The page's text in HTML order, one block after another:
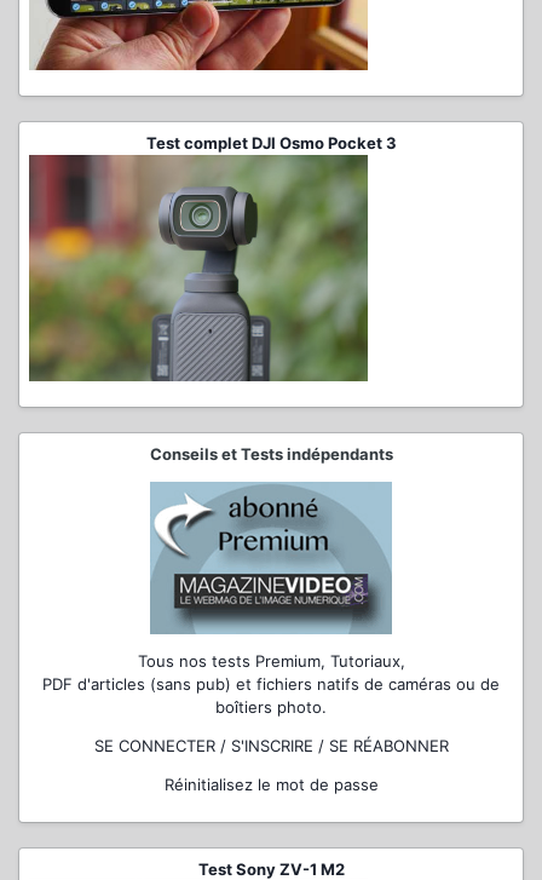
Test complet DJI Osmo Pocket 3
Conseils et Tests indépendants
Tous nos tests Premium, Tutoriaux,
PDF d'articles (sans pub) et fichiers natifs de caméras ou de
boîtiers photo.
SE CONNECTER / S'INSCRIRE / SE RÉABONNER
Réinitialisez le mot de passe
Test Sony ZV-1 M2